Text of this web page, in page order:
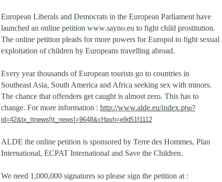
European Liberals and Democrats in the European Parliament have
launched an online petition www.sayno.eu to fight child prostitution.
The online petition pleads for more powers for Europol to fight sexual
exploitation of children by Europeans travelling abroad.
Every year thousands of European tourists go to countries in
Southeast Asia, South America and Africa seeking sex with minors.
The chance that offenders get caught is almost zero. This has to
change. For more information : http://www.alde.eu/index.php?
id=42&tx_ttnews[tt_news]=9648&cHash=e9d51f1112
ALDE the online petition is sponsored by Terre des Hommes, Plan
International, ECPAT International and Save the Children.
We need 1,000,000 signatures so please sign the petition at :